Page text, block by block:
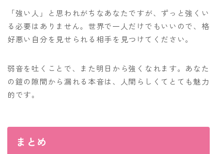
「強い人」と思われがちなあなたですが、ずっと強くい
る必要はありません。世界で一人だけでもいいので、格
好悪い自分を見せられる相手を見つけてください。
弱音を吐くことで、また明日から強くなれます。あなた
の鎧の隙間から漏れる本音は、人間らしくてとても魅力
的です。
まとめ